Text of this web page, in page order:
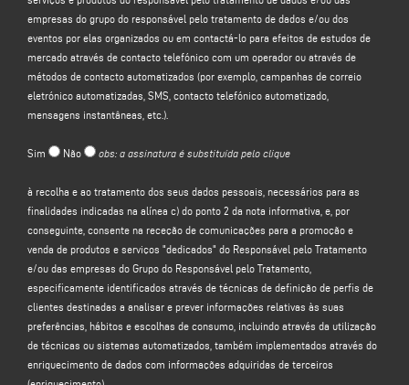
Responsável pelo Tratamento (www.emmegi.com, o "Sítio").
O Responsável pelo Tratamento pretende tratar os seus dados pessoais para
efeitos de:
responder à sua mensagem ou pedido de informação
enviado através
deste formulário, por exemplo, para obter informações sobre produtos ou
serviços oferecidos (incluindo o envio de convites gratuitos e material
esta finalidade é o interesse legítimo do Responsável pelo Tratamento, na
razoável de que espera que os seus dados pessoais sejam tratados pelo
Responsável pelo Tratamento para responder ao seu pedido de contacto;
lhe enviar comunicações promocionais relativas aos serviços e
produtos do Responsável pelo Tratamento e/ou das empresas do Grupo
Responsável pelo Tratamento e/ou de eventos por elas organizados ou para o
contactar para efeitos de estudos de mercado através de contacto telefónico
com um operador ou através de métodos de contacto automatizados (por
exemplo, campanhas de correio eletrónico automatizadas, SMS, contacto
telefónico automatizado, mensagens instantâneas, etc.); a base jurídica para
o tratamento dos dados é o seu consentimento, nos termos do artigo 6;
(c)
promoção e venda de produtos e serviços "dedicados" do Controlador de
empresas do grupo do responsável pelo tratamento de dados e/ou dos
eventos por elas organizados ou em contactá-lo para efeitos de estudos de
mercado através de contacto telefónico com um operador ou através de
métodos de contacto automatizados (por exemplo, campanhas de correio
eletrónico automatizadas, SMS, contacto telefónico automatizado,
mensagens instantâneas, etc.).
Sim Não obs: a assinatura é substituída pelo clique
à recolha e ao tratamento dos seus dados pessoais, necessários para as
finalidades indicadas na alínea c) do ponto 2 da nota informativa, e, por
conseguinte, consente na receção de comunicações para a promoção e
venda de produtos e serviços "dedicados" do Responsável pelo Tratamento
e/ou das empresas do Grupo do Responsável pelo Tratamento,
especificamente identificados através de técnicas de definição de perfis de
clientes destinadas a analisar e prever informações relativas às suas
preferências, hábitos e escolhas de consumo, incluindo através da utilização
de técnicas ou sistemas automatizados, também implementados através do
enriquecimento de dados com informações adquiridas de terceiros